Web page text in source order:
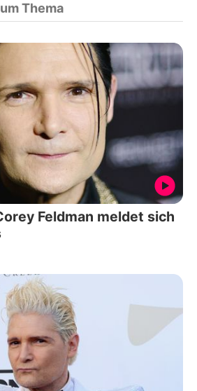
Thema
Feldman meldet sich